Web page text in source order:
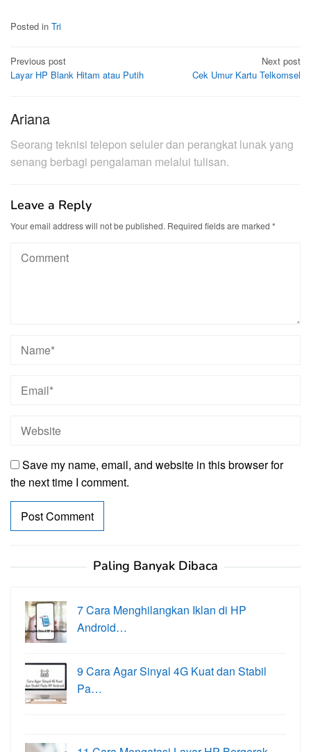
Posted in Tri
Post
navigation
Previous post
Layar HP Blank Hitam atau Putih
Next post
Cek Umur Kartu Telkomsel
Ariana
Seorang teknisi telepon seluler dan perangkat lunak yang
senang berbagi pengalaman melalui tulisan.
Leave a Reply
Your email address will not be published. Required fields are marked *
Save my name, email, and website in this browser for
the next time I comment.
Paling Banyak Dibaca
7 Cara Menghilangkan Iklan di HP
Android…
9 Cara Agar Sinyal 4G Kuat dan Stabil
Pa…